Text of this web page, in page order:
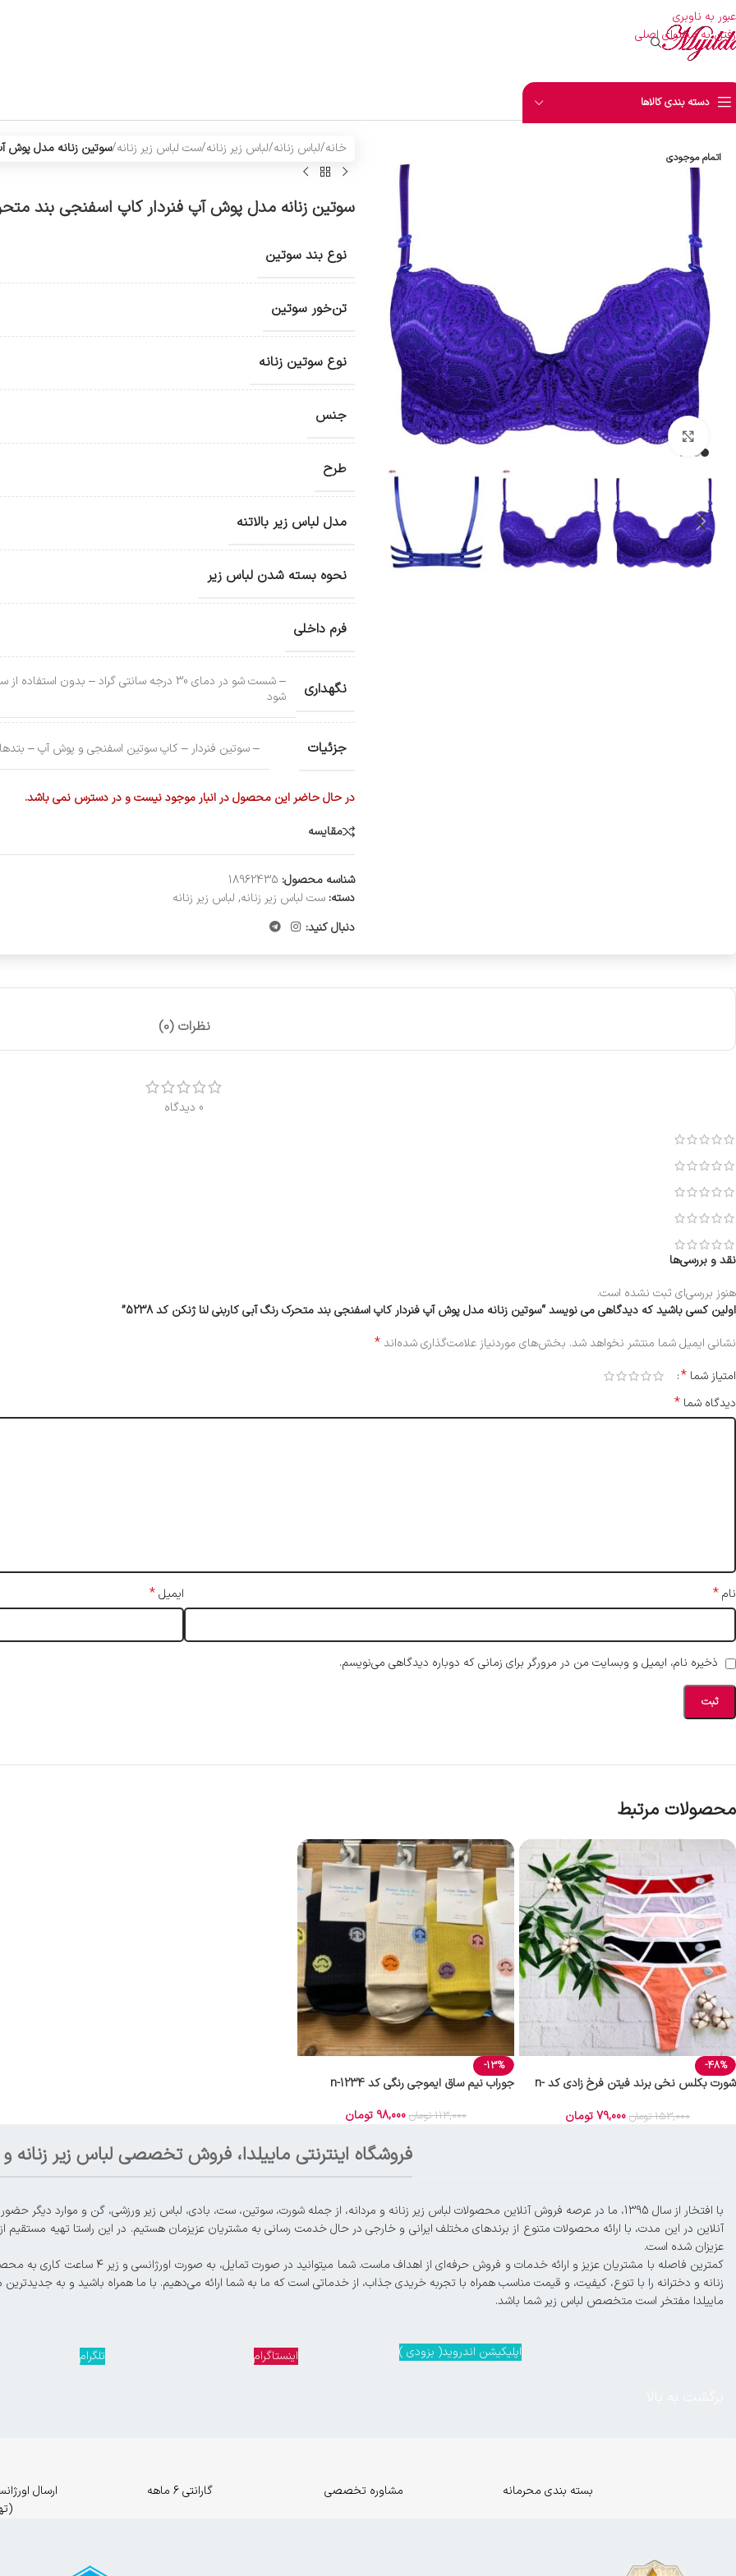
عبور به ناوبری
رفتن به محتوای اصلی
دسته بندی کالاها
اتمام موجودی
بزرگنمایی تصویر
خانه/لباس زنانه/لباس زیر زنانه/ست لباس زیر زنانه/سوتین زنانه مدل پوش آپ
سوتین زنانه مدل پوش آپ فنردار کاپ اسفنجی بند متحرک
نوع بند سوتین
تن‌خور سوتین
نوع سوتین زنانه
جنس
طرح
مدل لباس زیر بالاتنه
نحوه بسته شدن لباس زیر
فرم داخلی
نگهداری
– شست شو در دمای 30 درجه سانتی گراد –
شود
جزئیات – سوتین فنردار – کاپ سوتین اسفنجی و پوش آپ –
در حال حاضر این محصول در انبار موجود نیست و در دسترس نمی باشد.
مقایسه
شناسه محصول: 18962435
دسته: ست لباس زیر زنانه, لباس زیر زنانه
دنبال کنید:
نظرات (0)
0 دیدگاه
نقد و بررسی‌ها
هنوز بررسی‌ای ثبت نشده است.
اولین کسی باشید که دیدگاهی می نویسد “سوتین زنانه مدل پوش آپ فنردار کاپ اسفنجی بند متحرک رنگ آبی کاربنی لنا ژنکن کد 5238”
نشانی ایمیل شما منتشر نخواهد شد. بخش‌های موردنیاز علامت‌گذاری شده‌اند*
امتیاز شما *
دیدگاه شما *
نام* ایمیل*
ذخیره نام، ایمیل و وبسایت من در مرورگر برای زمانی که دوباره دیدگاهی می‌نویسم.
محصولات مرتبط
-48%
شورت بکلس نخی برند فیتن فرخ زادی کد n-
153,000 تومان 79,000تومان
-13%
جوراب نیم ساق ایموجی رنگی کد n-1234
113,000 تومان 98,000 تومان
فروشگاه اینترنتی ماییلدا، فروش تخصصی لباس زیر زنانه و
آنلاین در این مدت، با ارائه محصولات متنوع از برندهای مختلف ایرانی و خارجی در حال خدمت رسانی به مشتریان عزیزمان هستیم. در این راستا تهیه مستقیم از
عزیزان شده است.
زنانه و دخترانه را با تنوع، کیفیت، و قیمت مناسب همراه با تجربه خریدی جذاب، از خدماتی است که ما به شما ارائه می‌دهیم. با ما همراه باشید و به
ماییلدا مفتخر است متخصص لباس زیر شما باشد.
اپلیکیشن اندروید( بزودی ) اینستاگرام تلگرام
گارانتی 6 ماهه مشاوره تخصصی بسته بندی محرمانه